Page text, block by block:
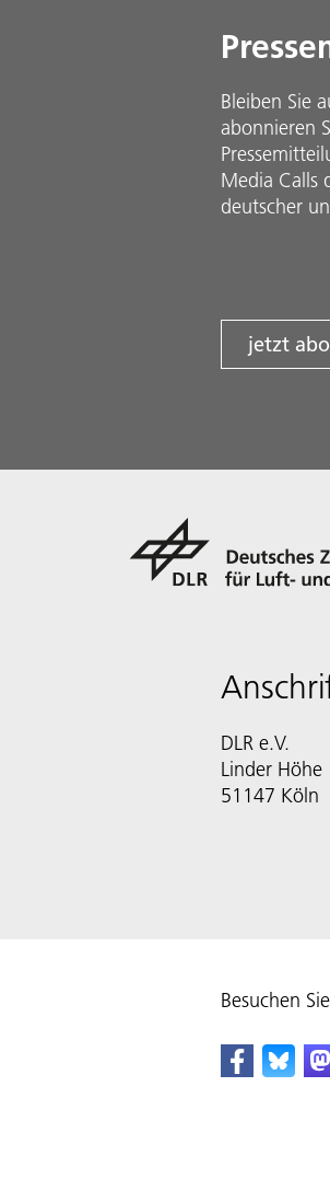
Bleiben Sie
abonnieren
Media Calls
deutscher
jetzt
DLR e.V.
Linder Höhe
51147 Köln
Besuchen